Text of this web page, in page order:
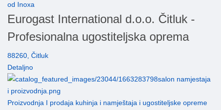
od Inoxa
Eurogast International d.o.o. Čitluk -
Profesionalna ugostiteljska oprema
88260, Čitluk
Detaljno
Proizvodnja I prodaja kuhinja i namještaja i ugostiteljske opreme